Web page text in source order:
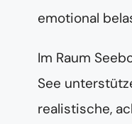
emotional
Im Raum
See
realistische,